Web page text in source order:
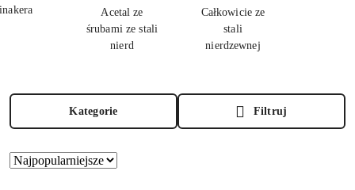
Acetal ze
śrubami ze stali
nierd
Całkowicie ze
stali
nierdzewnej
Kategorie Filtruj
Zastosowano
Sortuj